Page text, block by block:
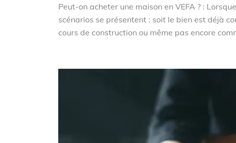
Peut-on acheter une maison en VEFA ? :
scénarios se présentent : soit le bien est déjà
cours de construction ou même pas encore